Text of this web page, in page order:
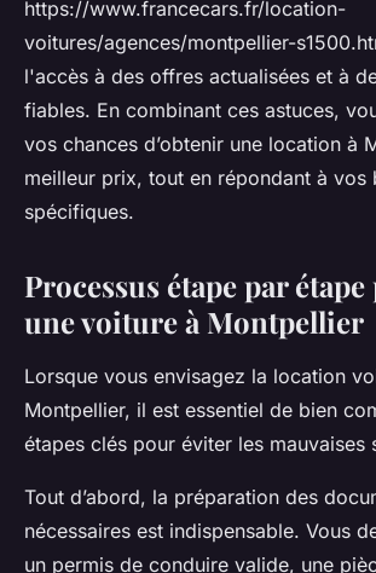
https://www.francecars.fr/location-
voitures/agences/montpellier-
l'accès à des offres actualisées et à
fiables. En combinant ces astuces,
vos chances d’obtenir une location à
meilleur prix, tout en répondant à vos
spécifiques.
Processus étape par
une voiture à Montpellier
Lorsque vous envisagez la location
Montpellier, il est essentiel de bien
étapes clés pour éviter les mauvaises
Tout d’abord, la préparation des
nécessaires est indispensable. Vous
un permis de conduire valide, une